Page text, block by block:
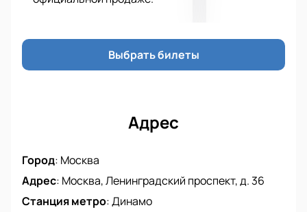
Выбрать билеты
Адрес
Город: Москва
Адрес: Москва, Ленинградский проспект, д. 36
Станция метро:Динамо